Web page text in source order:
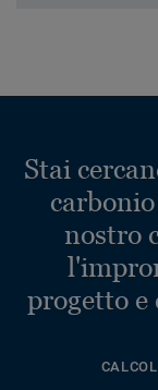
Stai
nostro
progetto e